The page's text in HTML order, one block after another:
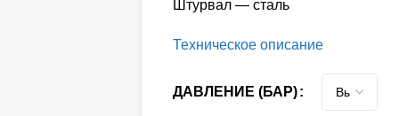
Штурвал — сталь
Техническое описание
ДАВЛЕНИЕ (БАР)